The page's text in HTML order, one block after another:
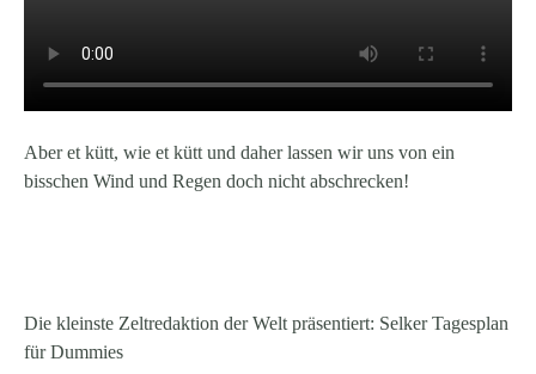
Aber et kütt, wie et kütt und daher lassen wir uns von ein
bisschen Wind und Regen doch nicht abschrecken!
Die kleinste Zeltredaktion der Welt präsentiert: Selker Tagesplan
für Dummies